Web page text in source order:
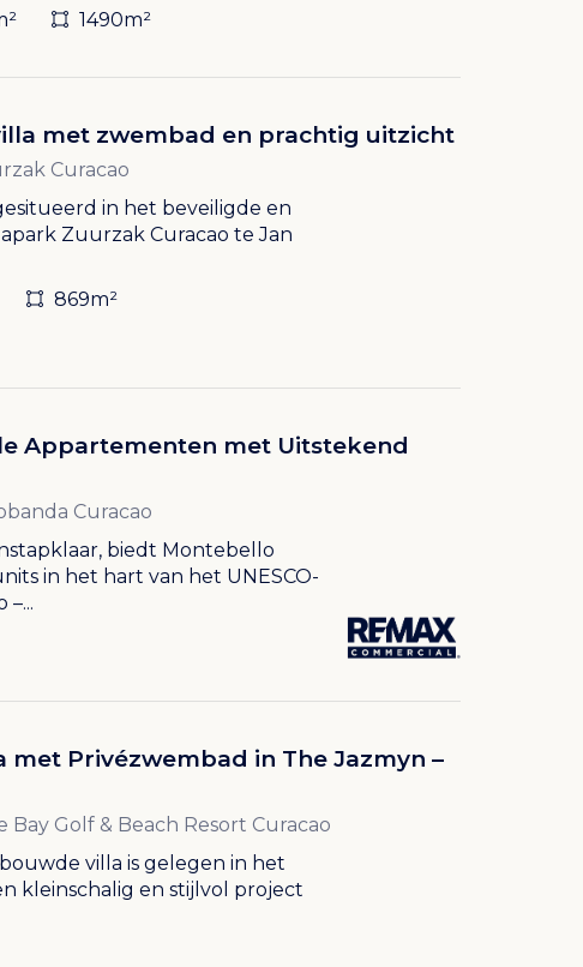
1490m²
met zwembad en prachtig uitzicht
Curacao
in het beveiligde en
Zuurzak Curacao te Jan
869m²
Appartementen met Uitstekend
Curacao
biedt Montebello
in het hart van het UNESCO-
met Privézwembad in The Jazmyn –
Bay Golf & Beach Resort Curacao
villa is gelegen in het
kleinschalig en stijlvol project